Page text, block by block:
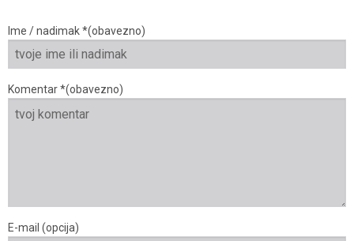
Ime / nadimak *(obavezno)
Komentar *(obavezno)
E-mail (opcija)